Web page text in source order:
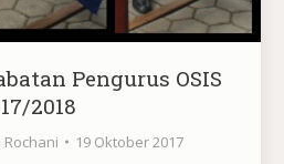
Pengurus OSIS
2018
19 Oktober 2017